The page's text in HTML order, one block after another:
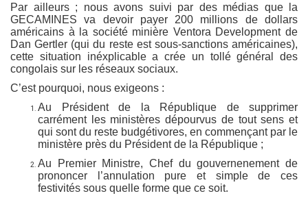
Par ailleurs ; nous avons suivi par des médias que la
GECAMINES va devoir payer 200 millions de dollars
américains à la société minière Ventora Development de
Dan Gertler (qui du reste est sous-sanctions américaines),
cette situation inéxplicable a crée un tollé général des
congolais sur les réseaux sociaux.
C’est pourquoi, nous exigeons :
Au Président de la République de supprimer
carrément les ministères dépourvus de tout sens et
qui sont du reste budgétivores, en commençant par le
ministère près du Président de la République ;
Au Premier Ministre, Chef du gouvernenement de
prononcer l’annulation pure et simple de ces
festivités sous quelle forme que ce soit.